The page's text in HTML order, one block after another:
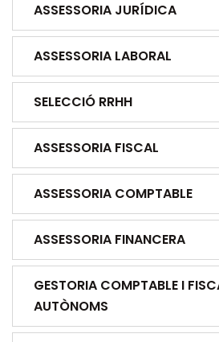
ASSESSORIA JURÍDICA
ASSESSORIA LABORAL
SELECCIÓ RRHH
ASSESSORIA FISCAL
ASSESSORIA COMPTABLE
ASSESSORIA FINANCERA
GESTORIA COMPTABLE I
AUTÒNOMS